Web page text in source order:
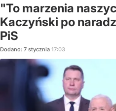
"To marzenia
Kaczyński po
PiS
Dodano: 7 stycznia 17:03